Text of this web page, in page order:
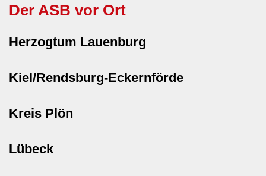
Der ASB vor Ort
Herzogtum Lauenburg
Kiel/Rendsburg-Eckernförde
Kreis Plön
Lübeck